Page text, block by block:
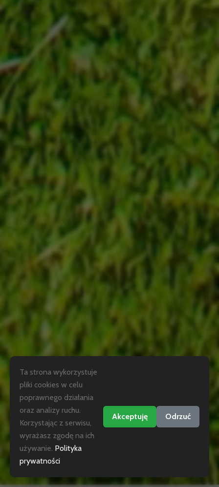
Ta strona wykorzystuje
pliki cookies w celu
poprawnego działania
oraz analizy ruchu.
Korzystając z serwisu,
wyrażasz zgodę na ich
używanie. Polityka
prywatności
Akceptuję Odrzuć